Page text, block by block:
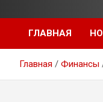
ГЛАВНАЯ
Главная Финансы